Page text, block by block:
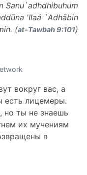
Sanu`adhdhibuhum
'Ilaá `Adhābin
(at-Tawbah 9:101)
вокруг вас, а
есть лицемеры.
но ты не знаешь
их мучениям
в